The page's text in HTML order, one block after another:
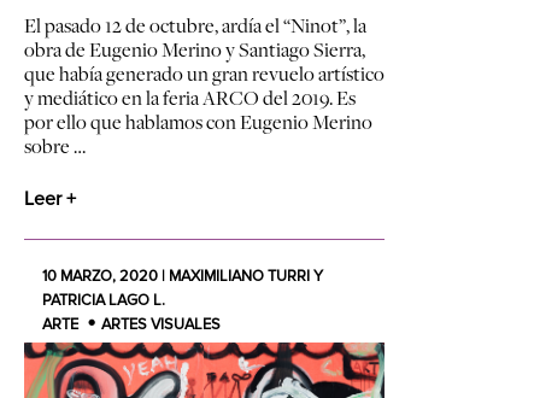
El pasado 12 de octubre, ardía el “Ninot”, la
obra de Eugenio Merino y Santiago Sierra,
que había generado un gran revuelo artístico
y mediático en la feria ARCO del 2019. Es
por ello que hablamos con Eugenio Merino
sobre …
Leer +
10 MARZO, 2020 | MAXIMILIANO TURRI Y
PATRICIA LAGO L.
ARTE
ARTES VISUALES